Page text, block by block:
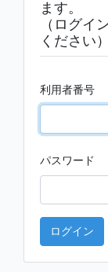
ます。
（ログイ
ください）
利用者番号
パスワード
ログイン